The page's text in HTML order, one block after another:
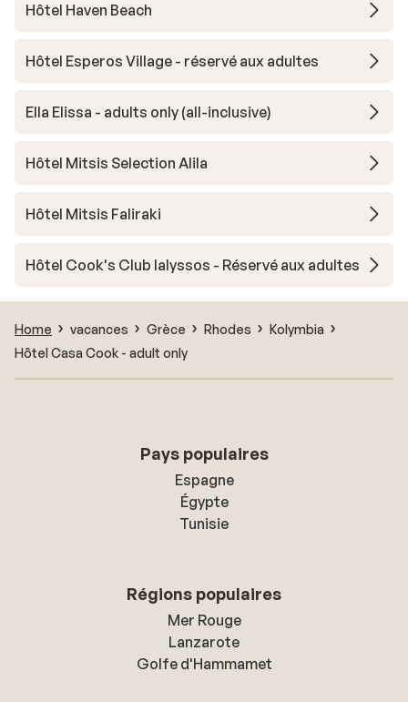
Hôtel Haven Beach
Hôtel Esperos Village - réservé aux adultes
Ella Elissa - adults only (all-inclusive)
Hôtel Mitsis Selection Alila
Hôtel Mitsis Faliraki
Hôtel Cook's Club Ialyssos - Réservé aux adultes
Home vacances Grèce Rhodes
Kolymbia
Hôtel Casa Cook - adult only
Pays populaires
Espagne
Égypte
Tunisie
Régions populaires
Mer Rouge
Lanzarote
Golfe d'Hammamet